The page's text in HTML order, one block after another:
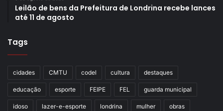
Leilão de bens da Prefeitura de Londrina recebe lances
até 11 de agosto
Tags
cidades CMTU codel cultura destaques
educação esporte FEIPE FEL guarda municipal
idoso lazer-e-esporte londrina mulher obras